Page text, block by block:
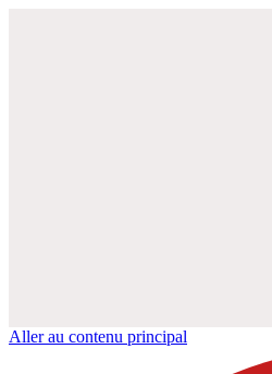
Aller au contenu principal